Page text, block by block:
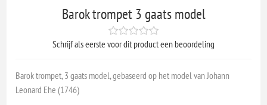
Barok trompet 3 gaats model
Schrijf als eerste voor dit product een beoordeling
Barok trompet, 3 gaats model, gebaseerd op het model van Johann
Leonard Ehe (1746)